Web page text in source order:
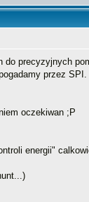
precyzyjnych
przez SPI.
oczekiwan ;P
energii"